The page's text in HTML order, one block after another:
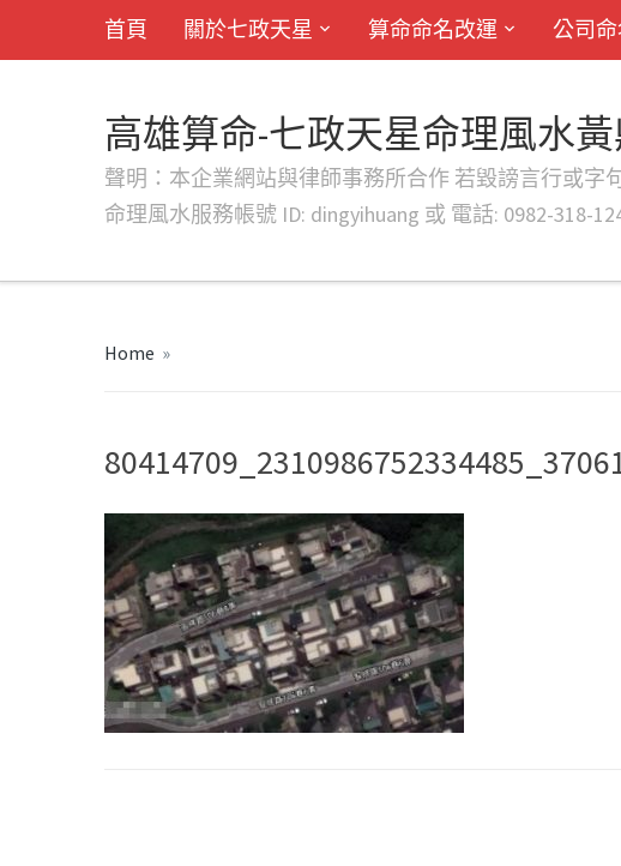
首頁 關於七政天星 算命命名改運 公司
高雄算命-七政天星命理風水
聲明：本企業網站與律師事務所合作 若毀謗言行或字
命理風水服務帳號 ID: dingyihuang 或 電話: 0982-318-
Home »